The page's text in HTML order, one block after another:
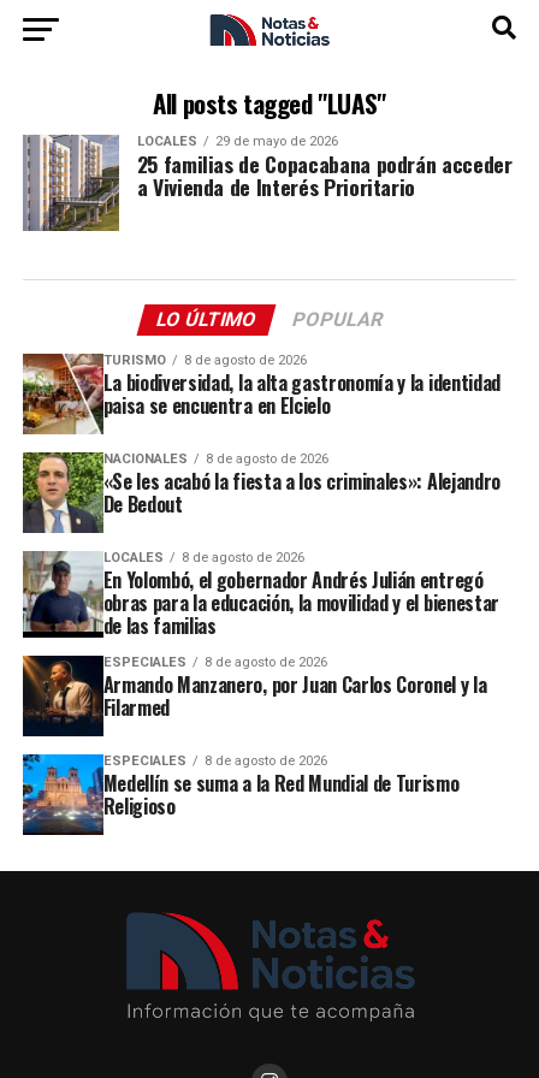
All posts tagged "LUAS"
LOCALES 29 de mayo de 2026
25 familias de Copacabana podrán acceder
a Vivienda de Interés Prioritario
LO ÚLTIMO POPULAR
TURISMO 8 de agosto de 2026
La biodiversidad, la alta gastronomía y la identidad
paisa se encuentra en Elcielo
NACIONALES 8 de agosto de 2026
«Se les acabó la fiesta a los criminales»: Alejandro
De Bedout
LOCALES 8 de agosto de 2026
En Yolombó, el gobernador Andrés Julián entregó
obras para la educación, la movilidad y el bienestar
de las familias
ESPECIALES 8 de agosto de 2026
Armando Manzanero, por Juan Carlos Coronel y la
Filarmed
ESPECIALES 8 de agosto de 2026
Medellín se suma a la Red Mundial de Turismo
Religioso